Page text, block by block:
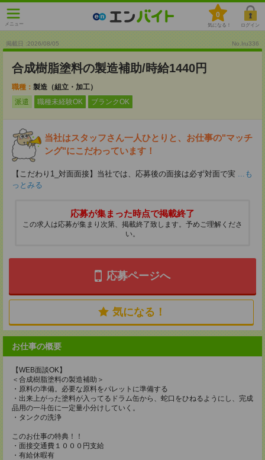
メニュー
0
気になる！ ログイン
掲載日 :2026/08/05 No.Iru336
合成樹脂塗料の製造補助/時給1440円
職種： 製造（組立・加工）
派遣
職種未経験OK ブランクOK
当社はスタッフさん一人ひとりと、お仕事の"マッチ
ング"にこだわっています！
【こだわり1_対面面接】当社では、応募後の面接は必ず対面で実 ...も
っとみる
応募が集まった時点で掲載終了
この求人は応募が集まり次第、掲載終了致します。予めご理解くださ
い。
応募ページへ
気になる！
お仕事の概要
【WEB面談OK】
＜合成樹脂塗料の製造補助＞
・原料の準備。必要な原料をパレットに準備する
・出来上がった塗料が入ってるドラム缶から、蛇口をひねるようにし、完成
品用の一斗缶に一定量小分けしていく。
・タンクの洗浄
このお仕事の特典！！
・面接交通費１０００円支給
・有給休暇有